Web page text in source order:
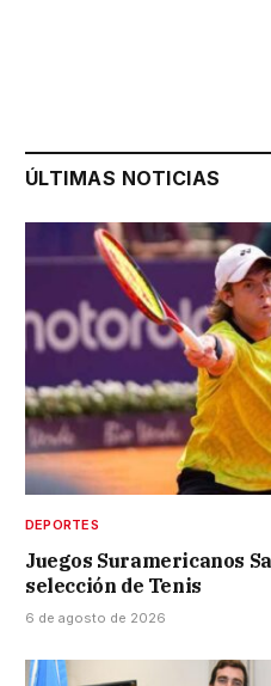
ÚLTIMAS NOTICIAS
DEPORTES
Juegos Suramericanos
selección de Tenis
6 de agosto de 2026